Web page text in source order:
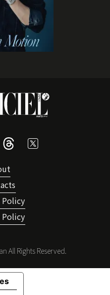
Policy
All Rights Reserved.